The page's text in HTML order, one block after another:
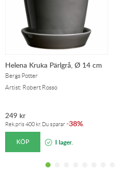
Helena Kruka Pärlgrå, Ø 14 cm
Bergs Potter
Artist: Robert Rosso
249 kr
Rek.pris 400 kr. Du sparar -38%
KÖP I lager.